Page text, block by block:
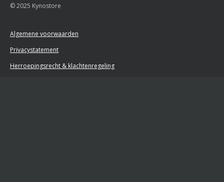
© 2025 Kynostore
Algemene voorwaarden
Privacystatement
Herroepingsrecht & klachtenregeling